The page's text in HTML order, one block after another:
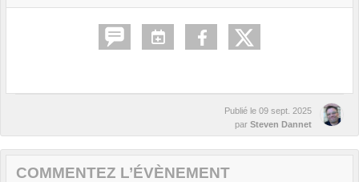
Publié le 09 sept. 2025
par Steven Dannet
COMMENTEZ L’ÉVÈNEMENT